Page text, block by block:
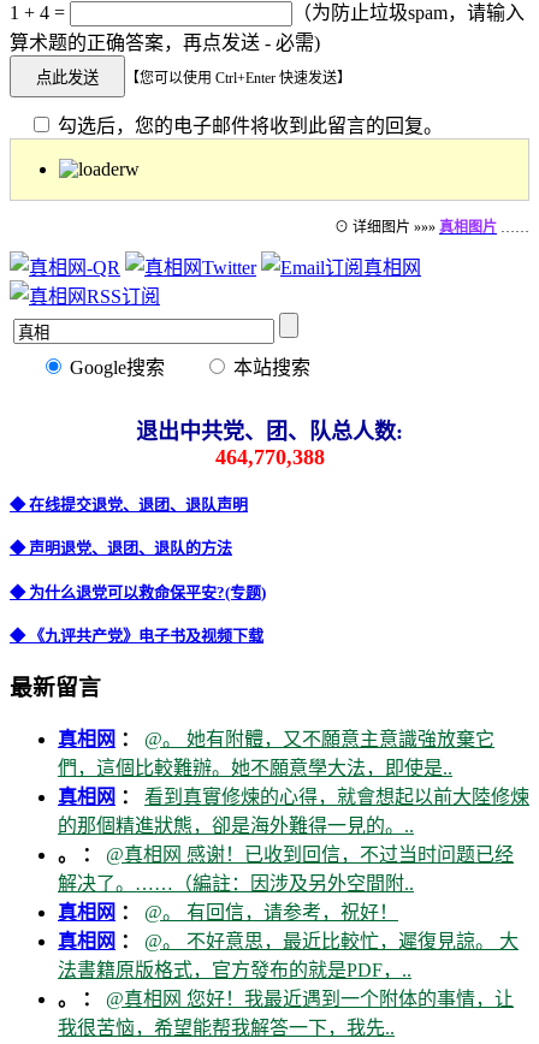
1 + 4 =
（为防止垃圾spam，请输入
算术题的正确答案，再点发送 - 必需)
【您可以使用 Ctrl+Enter 快速发送】
勾选后，您的电子邮件将收到此留言的回复。
⊙ 详细图片 »»» 真相图片 ……
Google搜索 本站搜索
退出中共党、团、队总人数:
464,770,388
◆ 在线提交退党、退团、退队声明
◆ 声明退党、退团、退队的方法
◆ 为什么退党可以救命保平安?(专题)
◆ 《九评共产党》电子书及视频下载
最新留言
真相网 ： @。 她有附體，又不願意主意識強放棄它
們，這個比較難辦。她不願意學大法，即使是..
真相网 ： 看到真實修煉的心得，就會想起以前大陸修煉
的那個精進狀態，卻是海外難得一見的。..
。 ： @真相网 感谢！已收到回信，不过当时问题已经
解决了。……（編註：因涉及另外空間附..
真相网 ： @。 有回信，请参考，祝好！
真相网 ： @。 不好意思，最近比較忙，遲復見諒。 大
法書籍原版格式，官方發布的就是PDF，..
。 ： @真相网 您好！我最近遇到一个附体的事情，让
我很苦恼，希望能帮我解答一下，我先..